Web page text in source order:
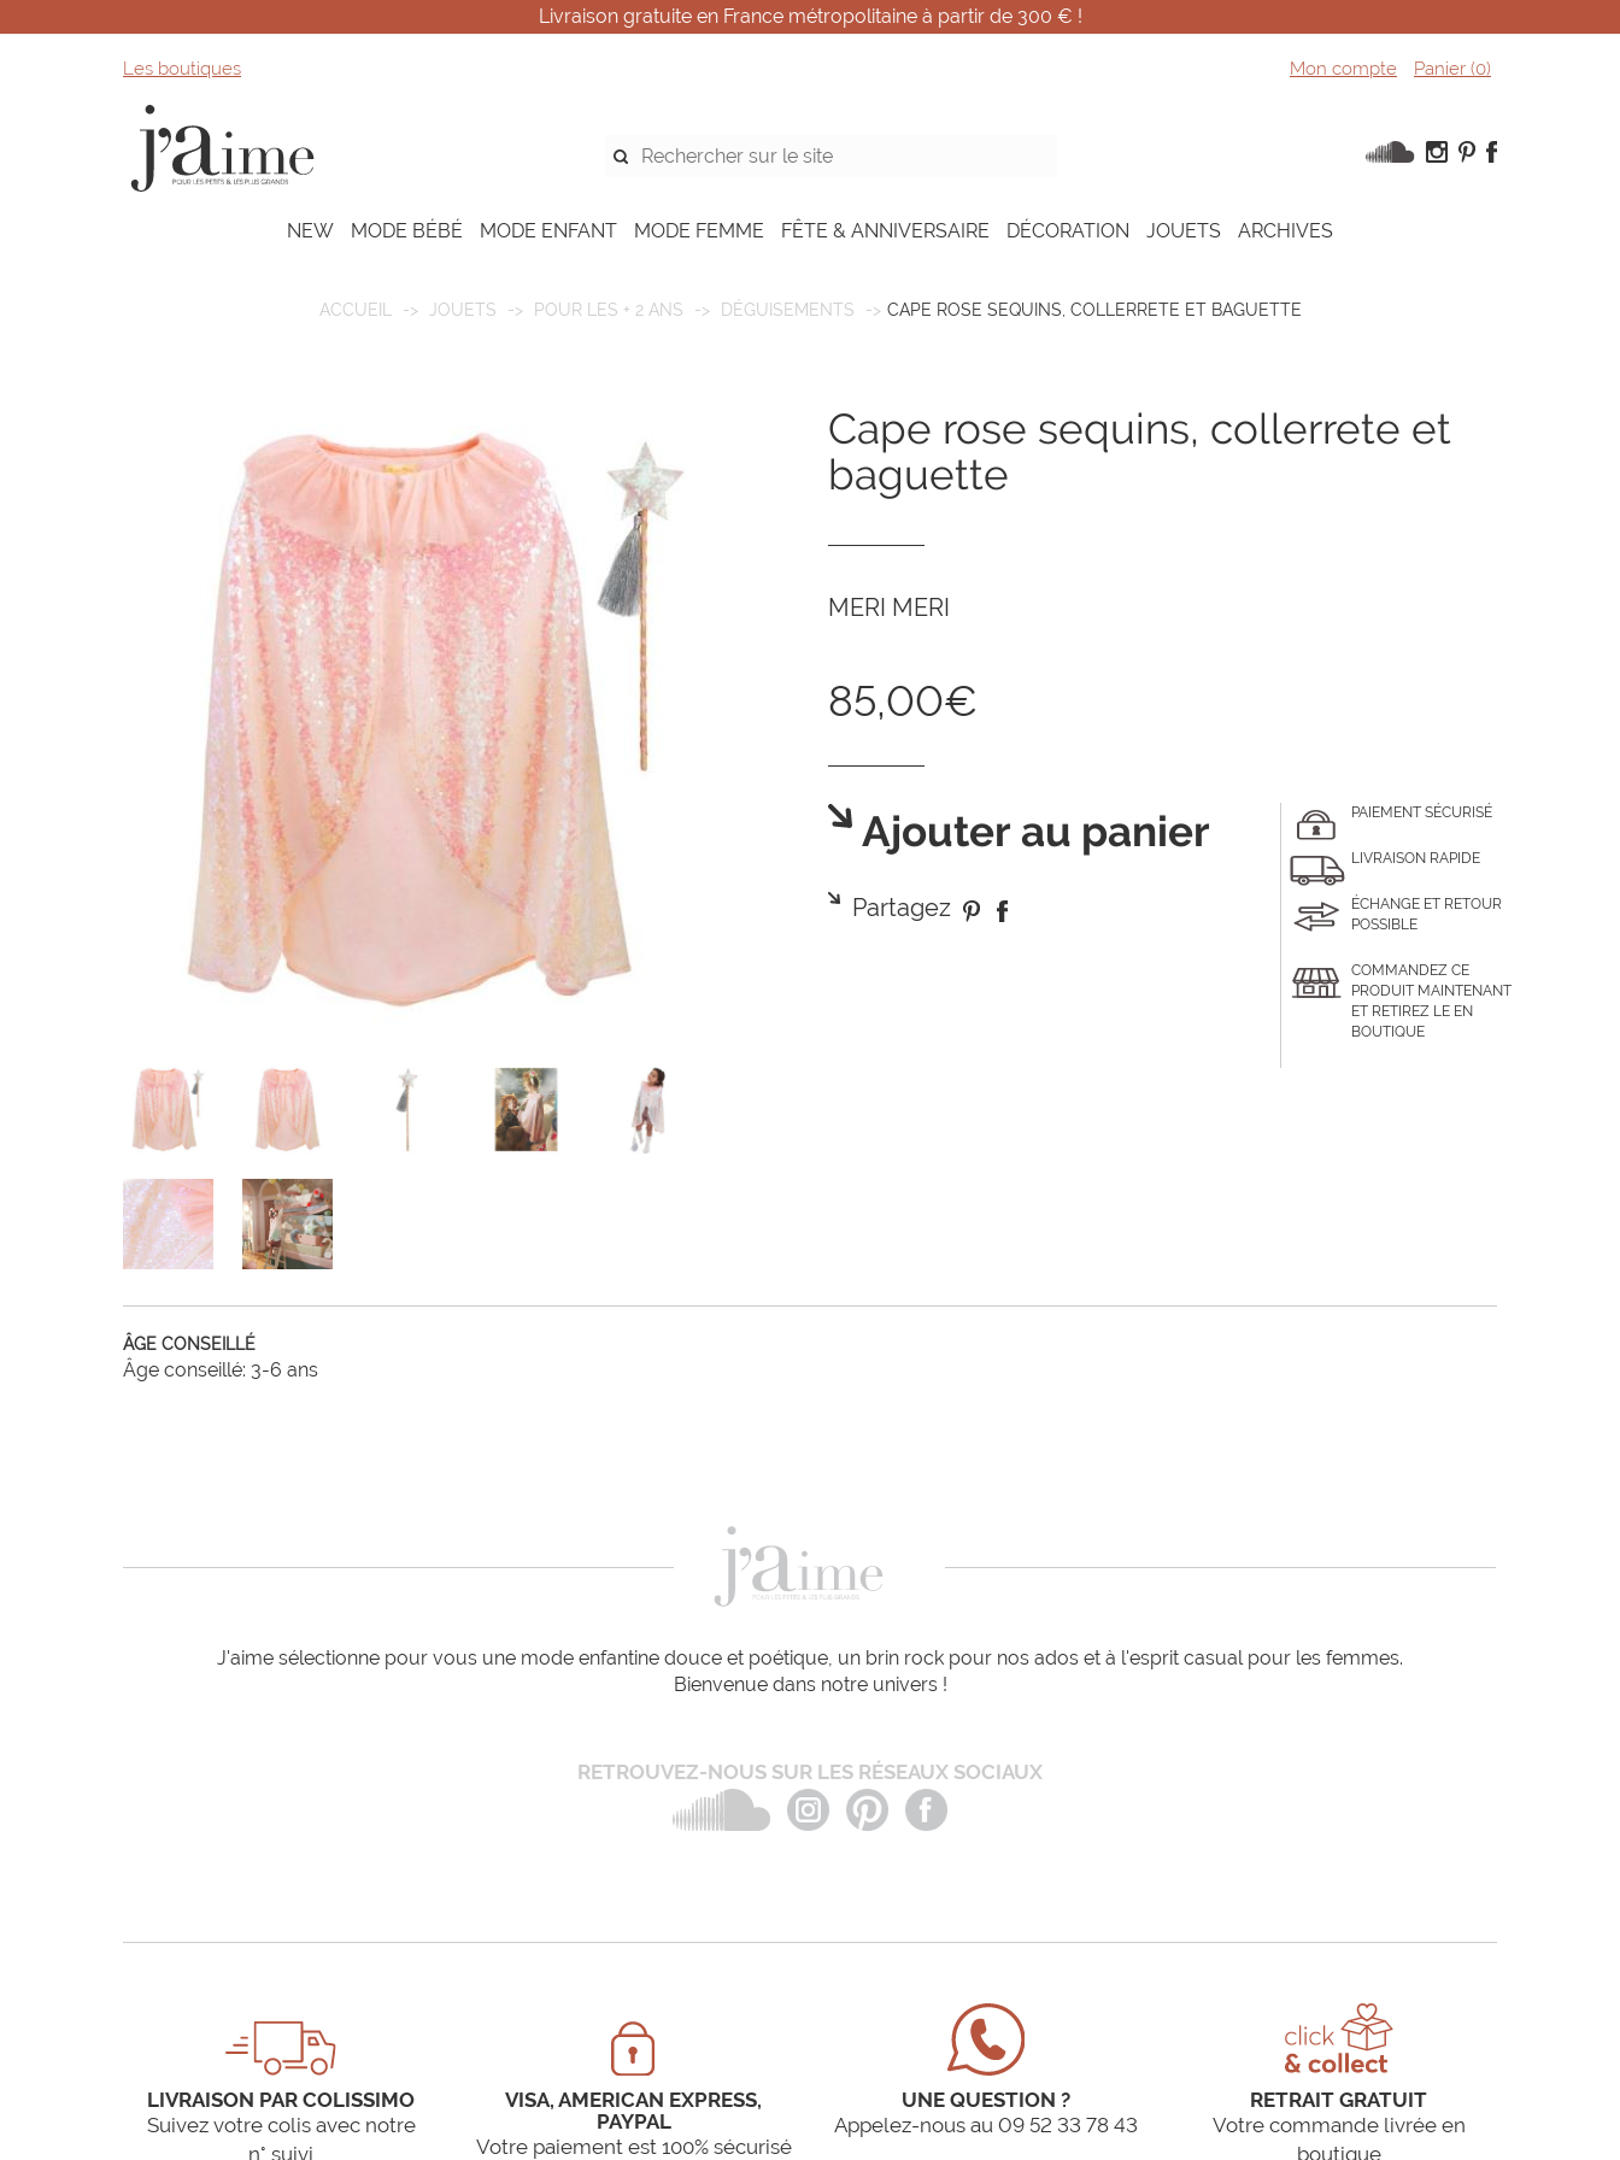
Livraison gratuite en France métropolitaine à partir de 300 € !
Les boutiques Mon compte Panier (0)
NEW MODE BÉBÉ MODE ENFANT MODE FEMME FÊTE & ANNIVERSAIRE DÉCORATION JOUETS ARCHIVES
ACCUEIL JOUETS POUR LES + 2 ANS DÉGUISEMENTS CAPE ROSE SEQUINS, COLLERRETE ET BAGUETTE
cape rose sequins, collerrete et
baguette
MERI MERI
85,00€
Ajouter au panier
Partagez
PAIEMENT SÉCURISÉ
LIVRAISON RAPIDE
ÉCHANGE ET RETOUR
POSSIBLE
COMMANDEZ CE
PRODUIT MAINTENANT
ET RETIREZ LE EN
BOUTIQUE
ÂGE CONSEILLÉ
Âge conseillé: 3-6 ans
J'aime sélectionne pour vous une mode enfantine douce et poétique, un brin rock pour nos ados et à l'esprit casual pour les femmes.
Bienvenue dans notre univers !
RETROUVEZ-NOUS SUR LES RÉSEAUX SOCIAUX
LIVRAISON PAR COLISSIMO
Suivez votre colis avec notre
n° suivi
VISA, AMERICAN EXPRESS,
PAYPAL
Votre paiement est 100% sécurisé
UNE QUESTION ?
Appelez-nous au 09 52 33 78 43
RETRAIT GRATUIT
Votre commande livrée en
boutique